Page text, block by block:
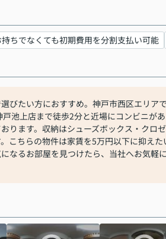
ちでなくても初期費用を分割支払い可能
びたい方におすすめ。神戸市西区エリア
戸池上店まで徒歩2分と近場にコンビニが
ります。収納はシューズボックス・クロ
こちらの物件は家賃を5万円以下に抑え
なるお部屋を見つけたら、当社へお気軽